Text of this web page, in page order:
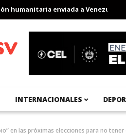
enviada a Venezuela
INTERNACIONALES
en las próximas elecciones para no